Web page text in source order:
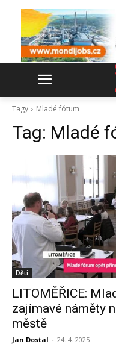
Tagy Mladé fótum
Tag: Mladé
Děti
LITOMĚŘICE:
zajímavé náměty
městě
Jan Dostal - 24. 4. 2025